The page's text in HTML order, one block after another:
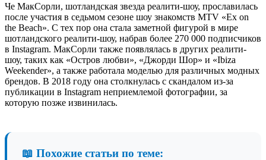
Че МакСорли, шотландская звезда реалити-шоу, прославилась
после участия в седьмом сезоне шоу знакомств MTV «Ex on
the Beach». С тех пор она стала заметной фигурой в мире
шотландского реалити-шоу, набрав более 270 000 подписчиков
в Instagram. МакСорли также появлялась в других реалити-
шоу, таких как «Остров любви», «Джорди Шор» и «Ibiza
Weekender», а также работала моделью для различных модных
брендов. В 2018 году она столкнулась с скандалом из-за
публикации в Instagram неприемлемой фотографии, за
которую позже извинилась.
📖 Похожие статьи по теме: